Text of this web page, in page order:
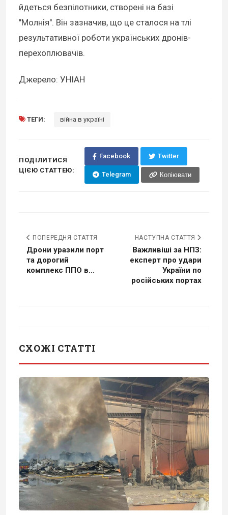
йдеться безпілотники, створені на базі
"Молнія". Він зазначив, що це сталося на тлі
результативної роботи українських дронів-
перехоплювачів.
Джерело: УНІАН
ТЕГИ: війна в україні
ПОДІЛИТИСЯ
ЦІЄЮ СТАТТЕЮ:
Facebook Twitter
Telegram Копіювати
ПОПЕРЕДНЯ СТАТТЯ
Дрони уразили порт
та дорогий
комплекс ППО в...
НАСТУПНА СТАТТЯ
Важливіші за НПЗ:
експерт про удари
України по
російських портах
СХОЖІ СТАТТІ